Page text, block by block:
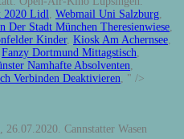
2020 Lidl, Webmail Uni Salzburg,
Der Stadt München Theresienwiese,
Kinder, Kiosk Am Achernsee,
Fanzy Dortmund Mittagstisch,
Namhafte Absolventen,
Verbinden Deaktivieren, " />
Cannstatter Wasen